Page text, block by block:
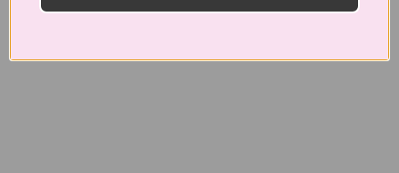
Keine Elemente gefunden